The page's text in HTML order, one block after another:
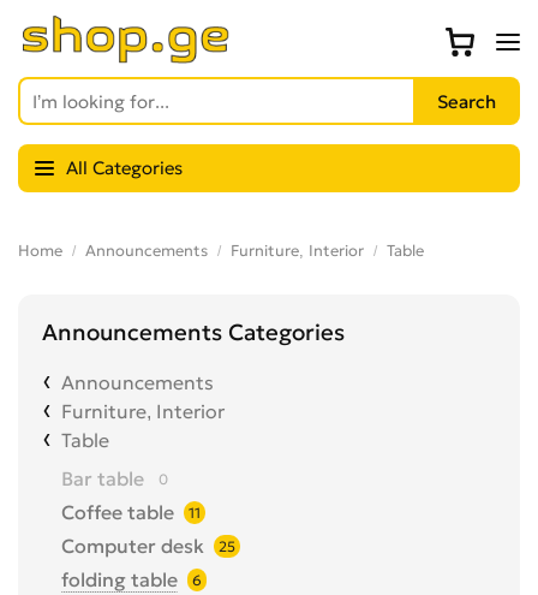
All Categories
Home Announcements Furniture, Interior Table
Announcements Categories
Announcements
Furniture, Interior
Table
Bar table
0
Coffee table 11
Computer desk 25
folding table 6